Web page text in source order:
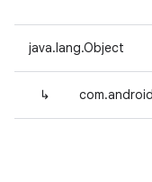
java.lang.Object
↳